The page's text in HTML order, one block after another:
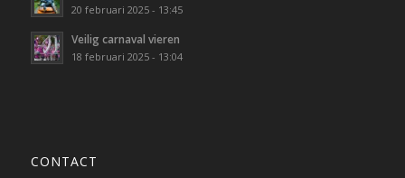
20 februari 2025 - 13:45
Veilig carnaval vieren
18 februari 2025 - 13:04
CONTACT